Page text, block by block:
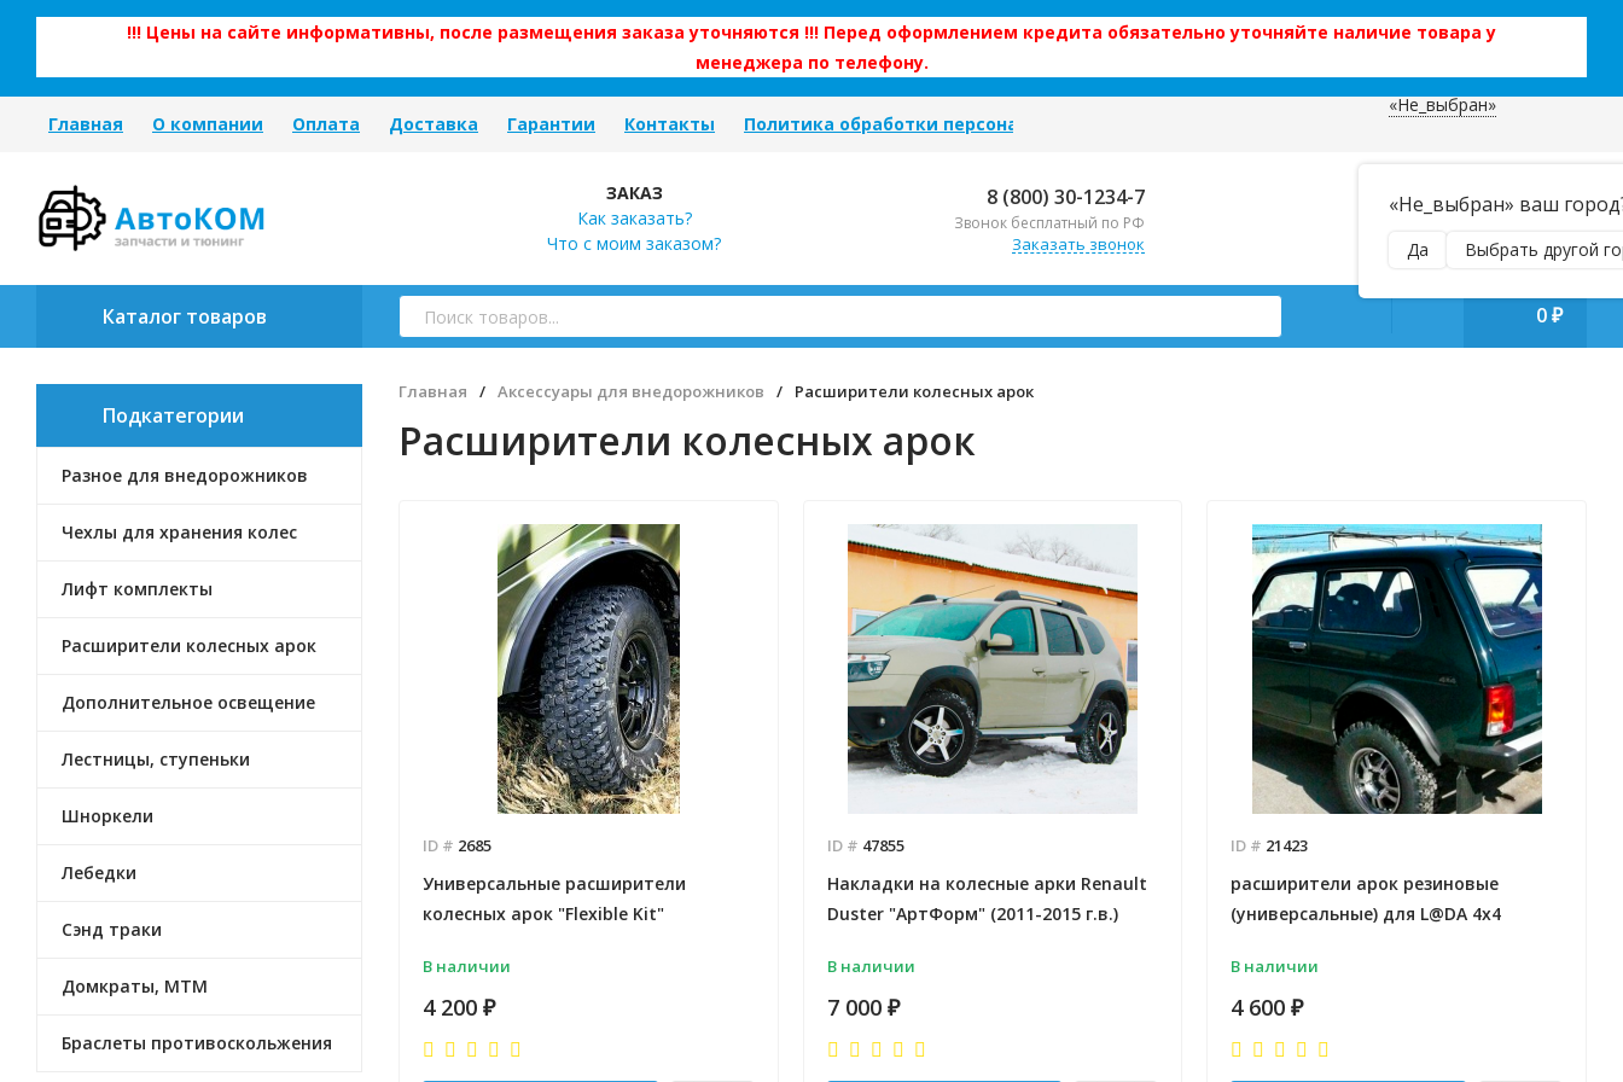
!!! Цены на сайте информативны, после размещения заказа уточняются !!! Перед оформлением кредита обязательно уточняйте наличие товара у
менеджера по телефону.
Главная О компании Оплата Доставка Гарантии Контакты Политика обработки персональных данных
«Не_выбран»
«Не_выбран» ваш
Да Выбрать другой
ЗАКАЗ
Как заказать?
Что с моим заказом?
8 (800) 30-1234-7
Звонок бесплатный по РФ
Заказать звонок
наложенным платежом!
manager@regiontehsnab.ru
Каталог товаров 0 ₽
Подкатегории
Разное для внедорожников
Чехлы для хранения колес
Лифт комплекты
Расширители колесных арок
Дополнительное освещение
Лестницы, ступеньки
Шноркели
Лебедки
Сэнд траки
Домкраты, МТМ
Браслеты противоскольжения
Главная / Аксессуары для внедорожников / Расширители колесных арок
Расширители колесных арок
ID # 2685
Универсальные расширители
колесных арок "Flexible Kit"
В наличии
4 200 ₽
ID # 47855
Накладки на колесные арки Renault
Duster "АртФорм" (2011-2015 г.в.)
В наличии
7 000 ₽
ID # 21423
расширители арок резиновые
(универсальные) для L@DA 4x4
В наличии
4 600₽